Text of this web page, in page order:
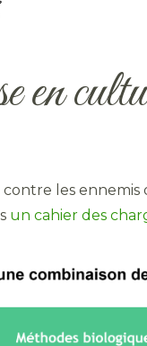
contre les
un cahier des